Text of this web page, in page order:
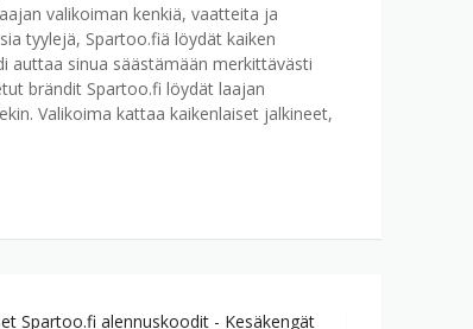
valikoiman kenkiä, vaatteita ja
tyylejä, Spartoo.fiä löydät kaiken
auttaa sinua säästämään merkittävästi
brändit Spartoo.fi löydät laajan
Valikoima kattaa kaikenlaiset jalkineet,